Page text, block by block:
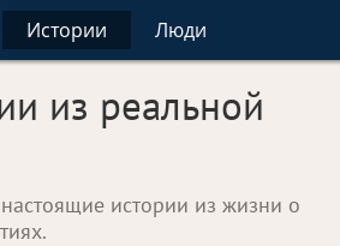
Истории Люди
из реальной
истории из жизни о